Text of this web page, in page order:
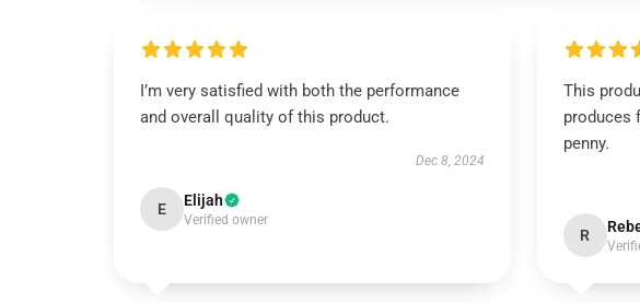
I’m very satisfied with both the performance
and overall quality of this product.
Dec 8, 2024
E Elijah
Verified owner
This
produces
penny.
R